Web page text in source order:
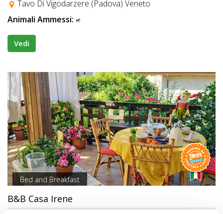
Tavo Di Vigodarzere (Padova) Veneto
Animali Ammessi:
Vedi
Bed and Breakfast
B&B Casa Irene